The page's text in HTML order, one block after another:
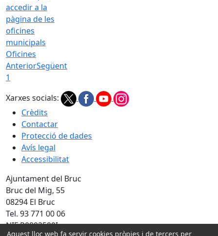
Oficines
AnteriorSegüent
1
Xarxes socials:
Crèdits
Contactar
Protecció de dades
Avís legal
Accessibilitat
Ajuntament del Bruc
Bruc del Mig, 55
08294 El Bruc
Tel. 93 771 00 06
NIF P0802500I
Aquest lloc web fa servir cookies pròpies i de tercers per